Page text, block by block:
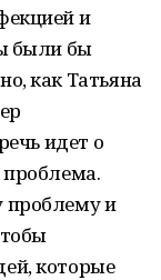
и
были бы
как Татьяна
идет о
проблема.
проблему и
которые